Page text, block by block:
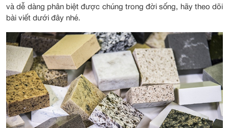
và dễ dàng phân biệt được chúng trong đời sống, hãy theo dõi
bài viết dưới đây nhé.